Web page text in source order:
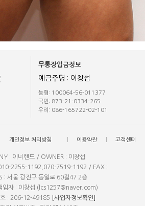
무통장입금정보
예금주명 : 이창섭
농협: 100064-56-011377
국민: 873-21-0334-265
우리: 086-165722-02-101
개인정보 처리방침 이용약관 고객센터
: 이너랜드 / OWNER : 이창섭
010-2255-1192,070-7519-1192 / FAX :
: 서울 광진구 동일로 60길47 2층
임자 : 이창섭 (lcs1257@naver.com)
호 : 206-12-49185
[사업자정보확인]